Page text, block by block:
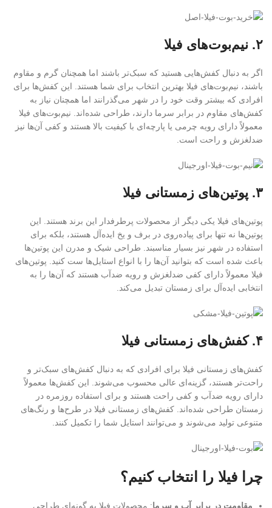
۲. نیم‌بوت‌های فیلا
اگر به دنبال کفش‌هایی هستید که سبک‌تر باشند اما همچنان گرم و مقاوم
باشند، نیم‌بوت‌های فیلا بهترین انتخاب برای شما هستند. این کفش‌ها برای
افرادی که بیشتر وقت خود را در شهر می‌گذرانند اما همچنان نیاز به
کفش‌های مقاوم در برابر سرما دارند، طراحی شده‌اند. نیم‌بوت‌های فیلا
معمولاً دارای رویه چرمی یا پارچه‌ای با کیفیت بالا هستند و کفی آن‌ها نیز
ضدلغزش و راحت است.
۳. پوتین‌های زمستانی فیلا
پوتین‌های فیلا یکی دیگر از محصولات پرطرفدار این برند هستند. این
پوتین‌ها نه تنها برای پیاده‌روی در برف و یخ ایده‌آل هستند، بلکه برای
استفاده در شهر نیز بسیار مناسبند. طراحی شیک و مدرن این پوتین‌ها
باعث شده است که بتوانید آن‌ها را با انواع استایل‌ها ست کنید. پوتین‌های
فیلا معمولاً دارای کفی ضدلغزش و رویه ضدآب هستند که آن‌ها را به
انتخابی ایده‌آل برای زمستان تبدیل می‌کند.
۴. کفش‌های زمستانی فیلا
کفش‌های زمستانی فیلا برای افرادی که به دنبال کفش‌های سبک‌تر و
راحت‌تر هستند، گزینه‌ای عالی محسوب می‌شوند. این کفش‌ها معمولاً
دارای رویه ضدآب و کفی راحت هستند و برای استفاده روزمره در
زمستان طراحی شده‌اند. کفش‌های زمستانی فیلا در طرح‌ها و رنگ‌های
متنوعی تولید می‌شوند و می‌توانند استایل شما را تکمیل کنند.
چرا فیلا را انتخاب کنیم؟
مقاومت در برابر آب و سرما: محصولات فیلا به گونه‌ای طراحی